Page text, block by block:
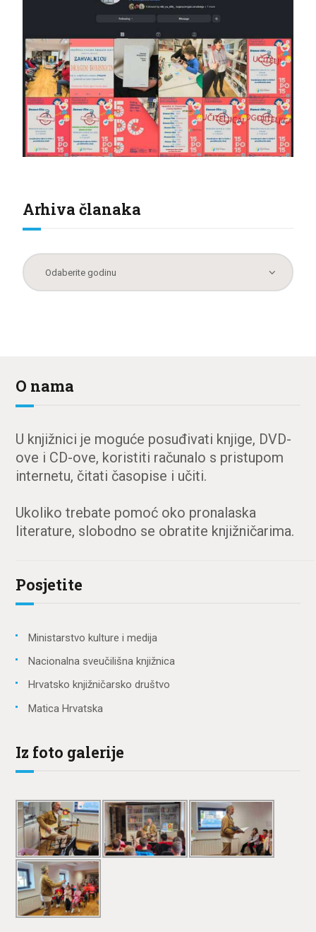
Arhiva članaka
O nama
U knjižnici je moguće posuđivati knjige, DVD-
ove i CD-ove, koristiti računalo s pristupom
internetu, čitati časopise i učiti.
Ukoliko trebate pomoć oko pronalaska
literature, slobodno se obratite knjižničarima.
Posjetite
Ministarstvo kulture i medija
Nacionalna sveučilišna knjižnica
Hrvatsko knjižničarsko društvo
Matica Hrvatska
Iz foto galerije